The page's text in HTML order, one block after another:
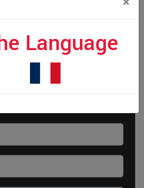
Mobile Locksmith
QC
Language